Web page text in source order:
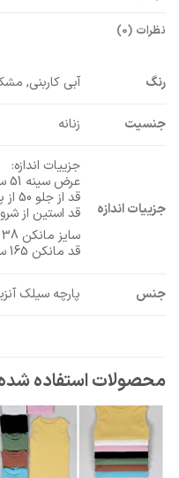
نظرات (0)
رنگ آبی کاربنی,
جنسیت زنانه
جزییات اندازه
جزییات اندازه:
عرض سینه 51 سانت
قد از جلو 50 از پشت 55 سانت
قد استین از شروع
سایز مانکن 38
قد مانکن 165 سانت
جنس پارچه سیلک